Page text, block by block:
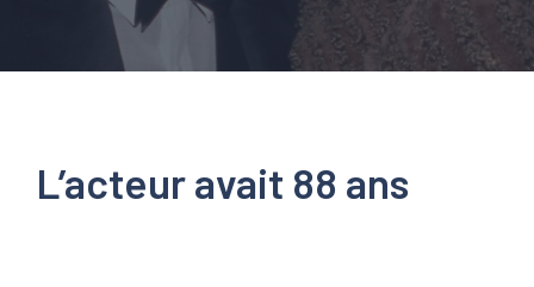
L’acteur avait 88 ans